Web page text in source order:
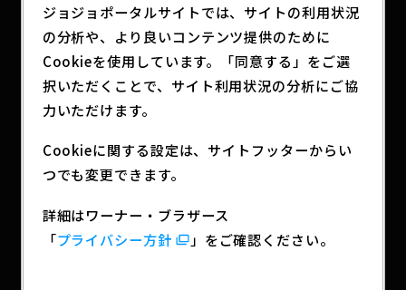
940VSモデル（9FORTY™）：To be
continued/スタンドの矢/ココ・ジャンボ（全3
種）
フロントパネルの内側に独自の芯を配した、型崩れ
のしにくいクラシックなシルエットが特徴のカーブ
ドバイザーキャップ。アジャスターで頭回り約
56.8cmから60.6cmまでサイズ調整ができます。ユ
ニセックスで着用可能。
ナ/ブローノ・ブチャラティ（全2種）
ジョジョポータルサイトでは、サイトの利用状況
の分析や、より良いコンテンツ提供のために
Cookieを使用しています。「同意する」をご選
択いただくことで、サイト利用状況の分析にご協
力いただけます。
Cookieに関する設定は、サイトフッターからい
つでも変更できます。
詳細はワーナー・ブラザース
「プライバシー方針 」をご確認ください。